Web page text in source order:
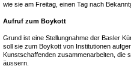
wie sie am Freitag, einen Tag nach
Aufruf zum Boykott
Grund ist eine Stellungnahme der Basler
soll sie zum Boykott von Institutionen
Kunstschaffenden zusammenarbeiten, die
äussern.